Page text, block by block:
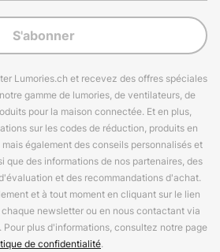
S'abonner
Lumories.ch et recevez des offres spéciales
gamme de lumories, de ventilateurs, de
pour la maison connectée. Et en plus,
sur les codes de réduction, produits en
également des conseils personnalisés et
que des informations de nos partenaires, des
et des recommandations d'achat.
et à tout moment en cliquant sur le lien
newsletter ou en nous contactant via
Pour plus d'informations, consultez notre page
de confidentialité.